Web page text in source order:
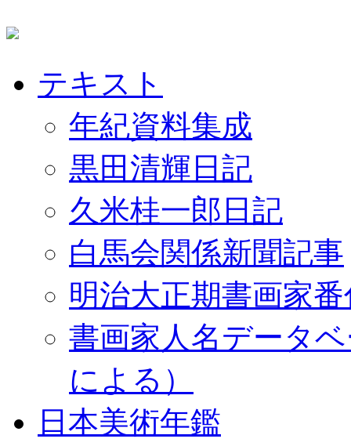
テキスト
年紀資料集成
黒田清輝日記
久米桂一郎日記
白馬会関係新聞記事
明治大正期書画家
書画家人名データ
による）
日本美術年鑑